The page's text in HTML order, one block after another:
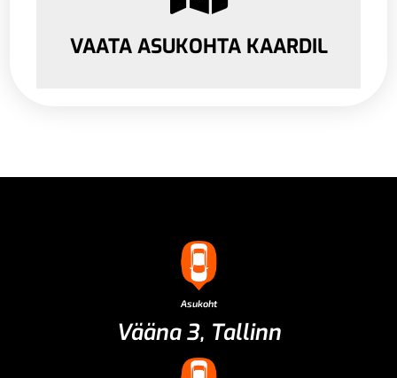
VAATA ASUKOHTA KAARDIL
Asukoht
Vääna 3, Tallinn